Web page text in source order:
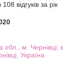
відгуків за рік
обл., м. Чернівці,
Україна